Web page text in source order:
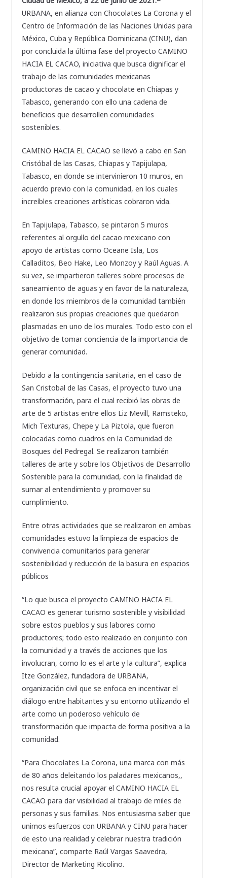
URBANA, en alianza con Chocolates La Corona y el
Centro de Información de las Naciones Unidas para
México, Cuba y República Dominicana (CINU), dan
por concluida la última fase del proyecto CAMINO
HACIA EL CACAO, iniciativa que busca dignificar el
trabajo de las comunidades mexicanas
productoras de cacao y chocolate en Chiapas y
Tabasco, generando con ello una cadena de
beneficios que desarrollen comunidades
sostenibles.
CAMINO HACIA EL CACAO se llevó a cabo en San
Cristóbal de las Casas, Chiapas y Tapijulapa,
Tabasco, en donde se intervinieron 10 muros, en
acuerdo previo con la comunidad, en los cuales
increíbles creaciones artísticas cobraron vida.
En Tapijulapa, Tabasco, se pintaron 5 muros
referentes al orgullo del cacao mexicano con
apoyo de artistas como Oceane Isla, Los
Calladitos, Beo Hake, Leo Monzoy y Raúl Aguas. A
su vez, se impartieron talleres sobre procesos de
saneamiento de aguas y en favor de la naturaleza,
en donde los miembros de la comunidad también
realizaron sus propias creaciones que quedaron
plasmadas en uno de los murales. Todo esto con el
objetivo de tomar conciencia de la importancia de
generar comunidad.
Debido a la contingencia sanitaria, en el caso de
San Cristobal de las Casas, el proyecto tuvo una
transformación, para el cual recibió las obras de
arte de 5 artistas entre ellos Liz Mevill, Ramsteko,
Mich Texturas, Chepe y La Piztola, que fueron
colocadas como cuadros en la Comunidad de
Bosques del Pedregal. Se realizaron también
talleres de arte y sobre los Objetivos de Desarrollo
Sostenible para la comunidad, con la finalidad de
sumar al entendimiento y promover su
cumplimiento.
Entre otras actividades que se realizaron en ambas
comunidades estuvo la limpieza de espacios de
convivencia comunitarios para generar
sostenibilidad y reducción de la basura en espacios
públicos
“Lo que busca el proyecto CAMINO HACIA EL
CACAO es generar turismo sostenible y visibilidad
sobre estos pueblos y sus labores como
productores; todo esto realizado en conjunto con
la comunidad y a través de acciones que los
involucran, como lo es el arte y la cultura”, explica
Itze González, fundadora de URBANA,
organización civil que se enfoca en incentivar el
diálogo entre habitantes y su entorno utilizando el
arte como un poderoso vehículo de
transformación que impacta de forma positiva a la
comunidad.
“Para Chocolates La Corona, una marca con más
de 80 años deleitando los paladares mexicanos,,
nos resulta crucial apoyar el CAMINO HACIA EL
CACAO para dar visibilidad al trabajo de miles de
personas y sus familias. Nos entusiasma saber que
unimos esfuerzos con URBANA y CINU para hacer
de esto una realidad y celebrar nuestra tradición
mexicana”, comparte Raúl Vargas Saavedra,
Director de Marketing Ricolino.